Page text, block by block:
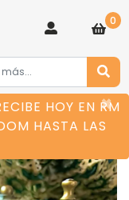
0
HOY EN RM
HASTA LAS
×